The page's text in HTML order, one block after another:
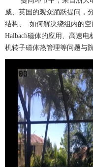
威、英国的观众踊跃提问，
结构、 如何解决绕组内的空
Halbach磁体的应用、 高速电
机转子磁体热管理等问题与